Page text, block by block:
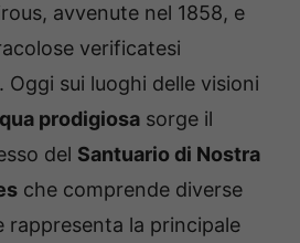
avvenute nel 1858, e
verificatesi
Oggi sui luoghi delle visioni
prodigiosa sorge il
del Santuario di Nostra
che comprende diverse
rappresenta la principale